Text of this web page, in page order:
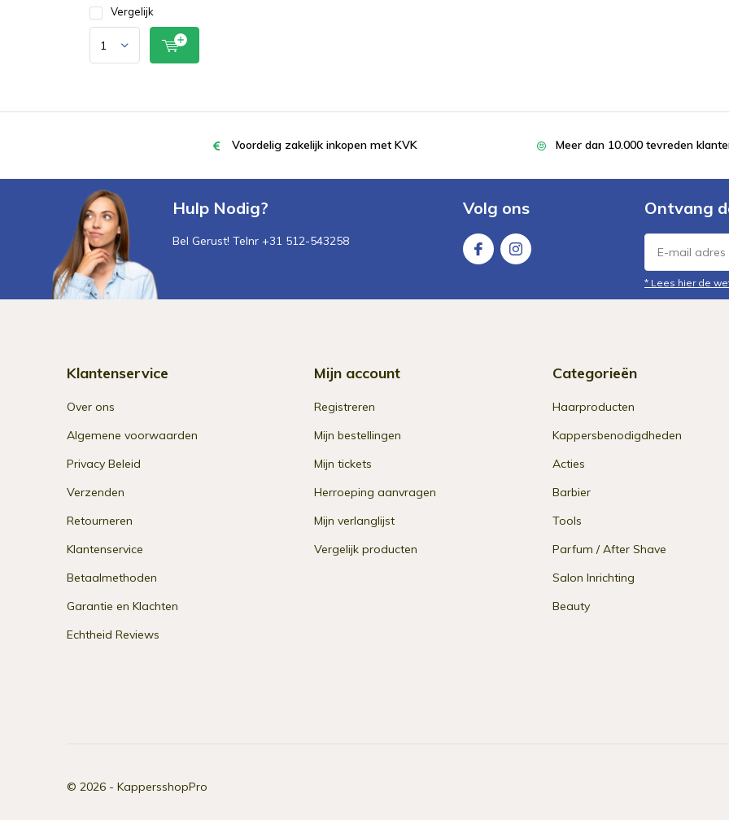
Vergelijk
Voordelig zakelijk inkopen met KVK Meer dan 10.000 tevreden
Hulp Nodig?
Bel Gerust! Telnr +31 512-543258
Volg ons Ontvang
* Lees hier de
Klantenservice
Over ons
Algemene voorwaarden
Privacy Beleid
Verzenden
Retourneren
Klantenservice
Betaalmethoden
Garantie en Klachten
Echtheid Reviews
Mijn account
Registreren
Mijn bestellingen
Mijn tickets
Herroeping aanvragen
Mijn verlanglijst
Vergelijk producten
Categorieën
Haarproducten
Kappersbenodigdheden
Acties
Barbier
Tools
Parfum / After Shave
Salon Inrichting
Beauty
© 2026 - KappersshopPro